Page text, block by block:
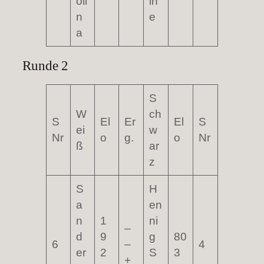
n
a
e
Runde 2
S
Nr
W
ei
ß
El
o
Er
g.
S
ch
w
ar
z
El
o
S
Nr
6
S
a
n
d
er
1
9
2
–
–
+
H
en
ni
g
S
80
3
4